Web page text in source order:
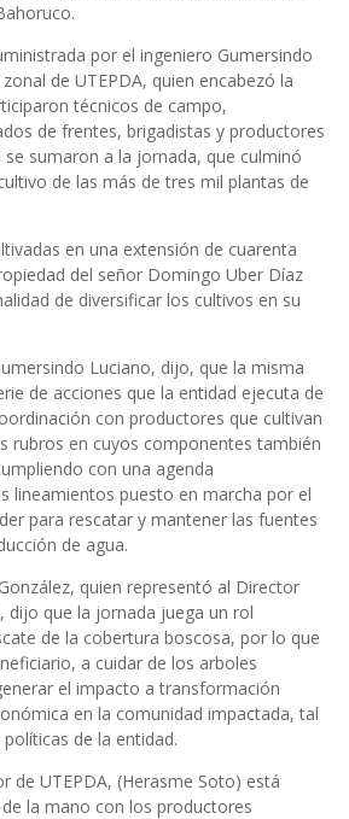
por el ingeniero Gumersindo
de UTEPDA, quien encabezó la
técnicos de campo,
de frentes, brigadistas y productores
sumaron a la jornada, que culminó
de las más de tres mil plantas de
en una extensión de cuarenta
del señor Domingo Uber Díaz
de diversificar los cultivos en su
Luciano, dijo, que la misma
de acciones que la entidad ejecuta de
con productores que cultivan
rubros en cuyos componentes también
con una agenda
lineamientos puesto en marcha por el
para rescatar y mantener las fuentes
de agua.
quien representó al Director
dijo que la jornada juega un rol
de la cobertura boscosa, por lo que
a cuidar de los arboles
el impacto a transformación
en la comunidad impactada, tal
de la entidad.
de UTEPDA, (Herasme Soto) está
la mano con los productores